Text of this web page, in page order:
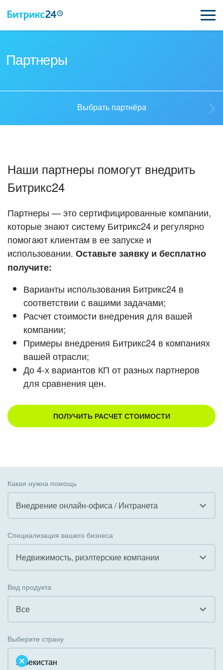
ВХОД
Партнеры
Стать партнёром
Кейсы партнеров
Смотреть видеокейсы
Выбрать партнёра
Наши партнеры помогут внедрить
Битрикс24
Партнеры — это сертифицированные компании,
которые знают систему Битрикс24 и регулярно
помогают клиентам в ее запуске и
использовании. Оставьте заявку и бесплатно
получите:
Варианты использования Битрикс24 в
соответствии с вашими задачами;
Расчет стоимости внедрения для вашей
компании;
Примеры внедрения Битрикс24 в компаниях
вашей отрасли;
До 4-х вариантов КП от разных партнеров
для сравнения цен.
ПОЛУЧИТЬ РАСЧЕТ СТОИМОСТИ
Какая нужна помощь
Внедрение онлайн-офиса / Интранета
Внедрение КЭДО
Интеграция с 1С
Внедрение Бизнес-процессов
Системное администрирование
Специализация вашего бизнеса
Недвижимость, риэлтерские компании
Государственные организации
Коммунальные услуги, ЖКХ
Вид продукта
Все
Облачный Битрикс24
Выберите страну